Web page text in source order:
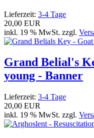
Lieferzeit: 3-4 Tage
20,00 EUR
inkl. 19 % MwSt. zzgl.
Grand Belial's
young - Banner
Lieferzeit: 3-4 Tage
20,00 EUR
inkl. 19 % MwSt. zzgl.